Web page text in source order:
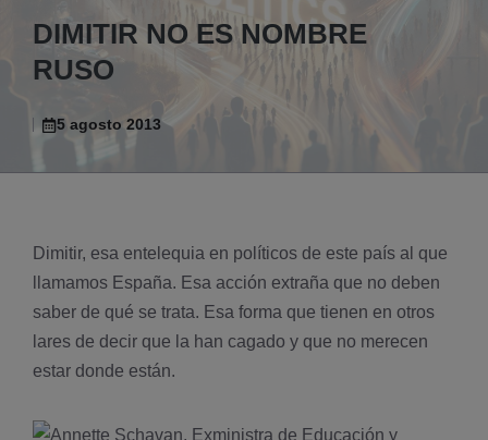
DIMITIR NO ES NOMBRE
RUSO
5 agosto 2013
Dimitir, esa entelequia en polí­ticos de este país al que
llamamos España. Esa acción extraña que no deben
saber de qué se trata. Esa forma que tienen en otros
lares de decir que la han cagado y que no merecen
estar donde están.